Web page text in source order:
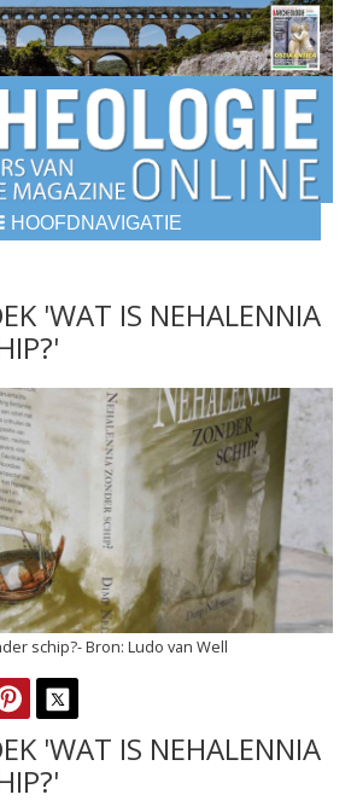
HOOFDNAVIGATIE
'WAT IS NEHALENNIA
schip? Ludo van Well
WHATSAPPPINTEREST
'WAT IS NEHALENNIA